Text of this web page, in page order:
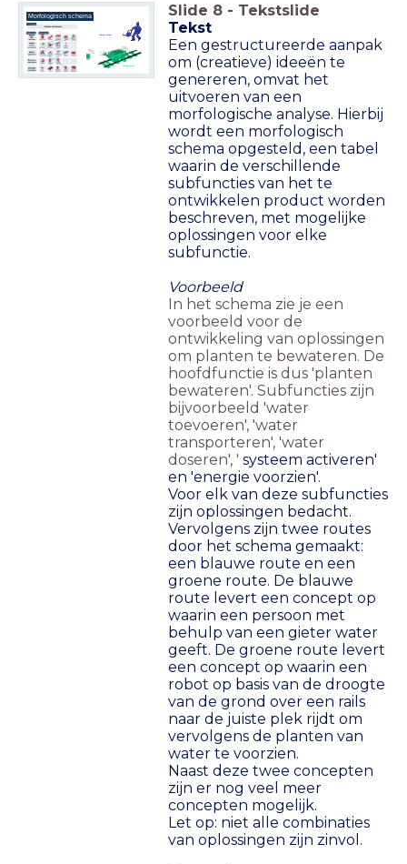
Morfologisch schema
Concept blauw
Concept groen
Slide 8 - Tekstslide
Tekst
Een gestructureerde aanpak
om (creatieve) ideeën te
genereren, omvat het
uitvoeren van een
morfologische analyse. Hierbij
wordt een morfologisch
schema opgesteld, een tabel
waarin de verschillende
subfuncties van het te
ontwikkelen product worden
beschreven, met mogelijke
oplossingen voor elke
subfunctie.
Voorbeeld
In het schema zie je een
voorbeeld voor de
ontwikkeling van oplossingen
om planten te bewateren. De
hoofdfunctie is dus 'planten
bewateren'. Subfuncties zijn
bijvoorbeeld 'water
toevoeren', 'water
transporteren', 'water
doseren', ' systeem activeren'
en 'energie voorzien'.
Voor elk van deze subfuncties
zijn oplossingen bedacht.
Vervolgens zijn twee routes
door het schema gemaakt:
een blauwe route en een
groene route. De blauwe
route levert een concept op
waarin een persoon met
behulp van een gieter water
geeft. De groene route levert
een concept op waarin een
robot op basis van de droogte
van de grond over een rails
naar de juiste plek rijdt om
vervolgens de planten van
water te voorzien.
Naast deze twee concepten
zijn er nog veel meer
concepten mogelijk.
Let op: niet alle combinaties
van oplossingen zijn zinvol.